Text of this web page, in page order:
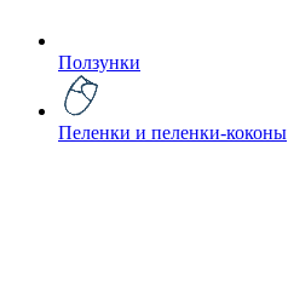
Ползунки
Пеленки и пеленки-коконы